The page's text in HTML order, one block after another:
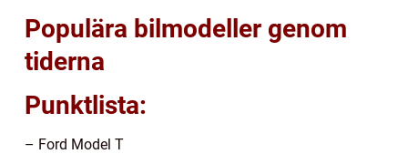
Populära bilmodeller genom
tiderna
Punktlista:
– Ford Model T